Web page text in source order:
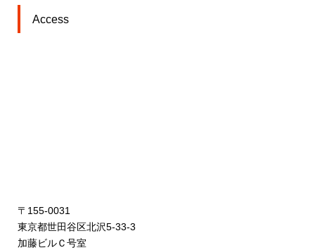
Access
〒155-0031
東京都世田谷区北沢5-33-3
加藤ビルＣ号室